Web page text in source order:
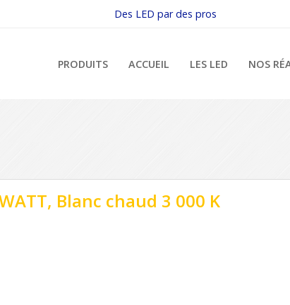
Des LED par des pros
PRODUITS ACCUEIL LES LED NOS
Blanc chaud 3 000 K